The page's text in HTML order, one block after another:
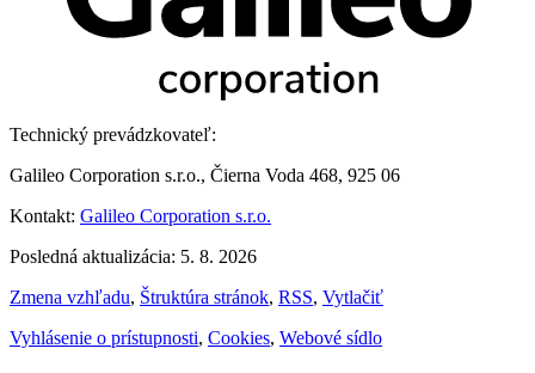
Technický prevádzkovateľ:
Galileo Corporation s.r.o., Čierna Voda 468, 925 06
Kontakt: Galileo Corporation s.r.o.
Posledná aktualizácia: 5. 8. 2026
Zmena vzhľadu, Štruktúra stránok, RSS, Vytlačiť
Vyhlásenie o prístupnosti, Cookies, Webové sídlo